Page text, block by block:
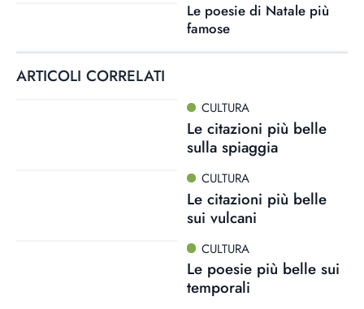
Le poesie di Natale più
famose
ARTICOLI CORRELATI
CULTURA
Le citazioni più belle
sulla spiaggia
CULTURA
Le citazioni più belle
sui vulcani
CULTURA
Le poesie più belle sui
temporali